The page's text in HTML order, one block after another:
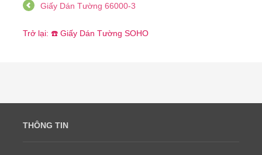
Giấy Dán Tường 66000-3
Trở lại: ☎️ Giấy Dán Tường SOHO
THÔNG TIN